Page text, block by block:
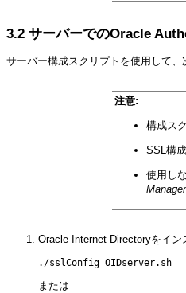
3.2 サーバーでのOracle
サーバー構成スクリプトを使用して、
注意:
構成ス
SSL構
使用し
Oracle Internet Directoryをイ
または